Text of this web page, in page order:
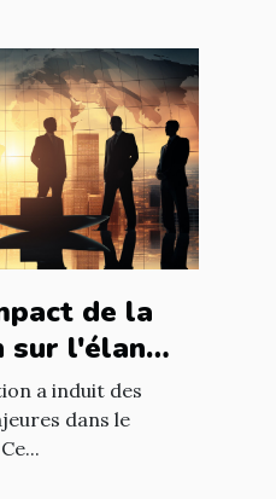
de la
sur l'élan
a induit des
dans le